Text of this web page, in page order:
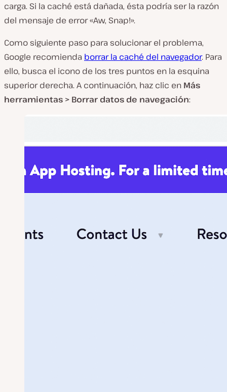
carga. Si la caché está dañada, ésta podría ser la razón
del mensaje de error «Aw, Snap!».
Como siguiente paso para solucionar el problema,
Google recomienda borrar la caché del navegador. Para
ello, busca el icono de los tres puntos en la esquina
superior derecha. A continuación, haz clic en Más
herramientas > Borrar datos de navegación: